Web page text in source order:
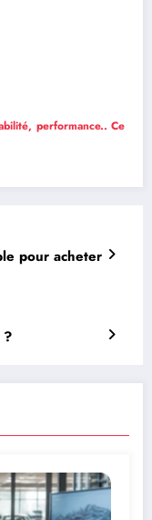
performance.. Ce
pour acheter
?